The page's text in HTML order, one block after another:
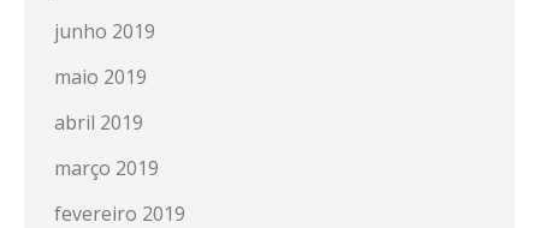
junho 2019
maio 2019
abril 2019
março 2019
fevereiro 2019